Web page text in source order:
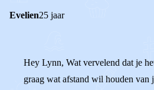
Evelien25 jaar
Hey Lynn, Wat vervelend dat je
graag wat afstand wil houden van